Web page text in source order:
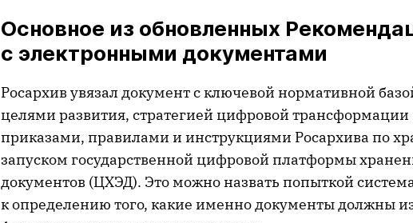
Основное из обновленных
с электронными документами
Росархив увязал документ с ключевой нормативной
целями развития, стратегией цифровой трансформации
приказами, правилами и инструкциями Росархива по
запуском государственной цифровой платформы
документов (ЦХЭД). Это можно назвать попыткой
к определению того, какие именно документы должны